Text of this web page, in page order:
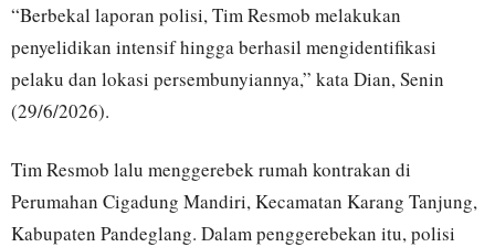
“Berbekal laporan polisi, Tim Resmob melakukan
penyelidikan intensif hingga berhasil mengidentifikasi
pelaku dan lokasi persembunyiannya,” kata Dian, Senin
(29/6/2026).
Tim Resmob lalu menggerebek rumah kontrakan di
Perumahan Cigadung Mandiri, Kecamatan Karang Tanjung,
Kabupaten Pandeglang. Dalam penggerebekan itu, polisi